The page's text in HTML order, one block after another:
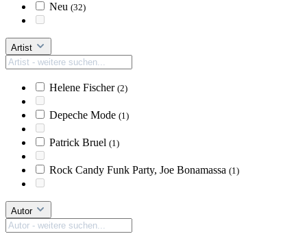
Neu (32)
Artist
Helene Fischer (2)
Depeche Mode (1)
Patrick Bruel (1)
Rock Candy Funk Party, Joe Bonamassa (1)
Autor